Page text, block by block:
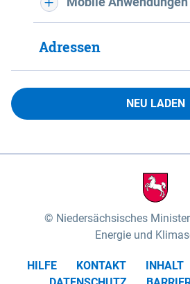
Adressen
NEU LADEN
Niedersächsisches
Energie und
HILFE KONTAKT INHALT